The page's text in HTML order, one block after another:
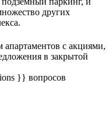
других
с акциями,
в закрытой
}} вопросов